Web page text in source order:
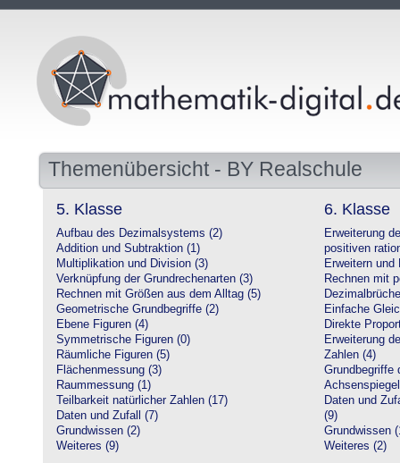
Themenübersicht - BY Realschule
5. Klasse
Aufbau des Dezimalsystems (2)
Addition und Subtraktion (1)
Multiplikation und Division (3)
Verknüpfung der Grundrechenarten (3)
Rechnen mit Größen aus dem Alltag (5)
Geometrische Grundbegriffe (2)
Ebene Figuren (4)
Symmetrische Figuren (0)
Räumliche Figuren (5)
Flächenmessung (3)
Raummessung (1)
Teilbarkeit natürlicher Zahlen (17)
Daten und Zufall (7)
Grundwissen (2)
Weiteres (9)
6. Klasse
Erweiterung
positiven
Erweitern und
Rechnen mit
Einfache
Direkte
Erweiterung
Zahlen (4)
Grundbegriffe
Daten und
(9)
Grundwissen
Weiteres (2)